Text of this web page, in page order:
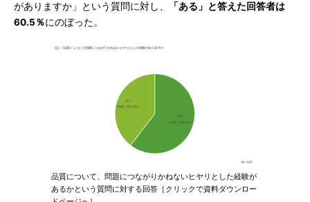
がありますか」という質問に対し、
「ある」と答えた回答者は
60.5％にのぼった。
品質について、問題につながりかねないヒヤリとした経験が
あるかという質問に対する回答［クリックで資料ダウンロー